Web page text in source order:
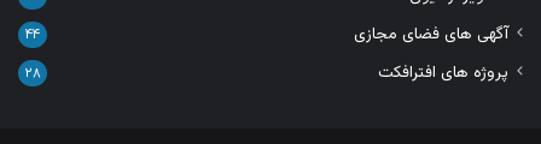
آگهی های فضای مجازی ۴۴
پروژه های افترافکت ۲۸